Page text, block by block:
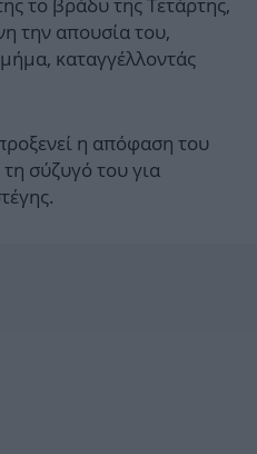
το βράδυ της Τετάρτης,
την απουσία του,
καταγγέλλοντάς
η απόφαση του
σύζυγό του για